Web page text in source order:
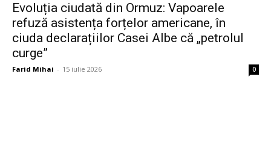
Evoluția ciudată din Ormuz: Vapoarele
refuză asistența forțelor americane, în
ciuda declarațiilor Casei Albe că „petrolul
curge”
Farid Mihai - 15 iulie 2026 0